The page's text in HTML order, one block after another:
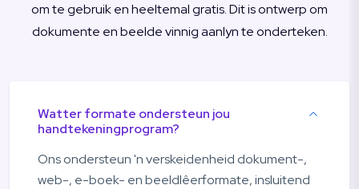
om te gebruik en heeltemal gratis. Dit is ontwerp om
dokumente en beelde vinnig aanlyn te onderteken.
Watter formate ondersteun jou
handtekeningprogram?
Ons ondersteun 'n verskeidenheid dokument-,
web-, e-boek- en beeldlêerformate, insluitend